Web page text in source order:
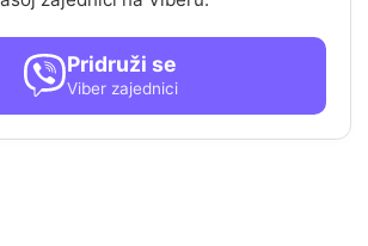
Pridruži se
Viber zajednici